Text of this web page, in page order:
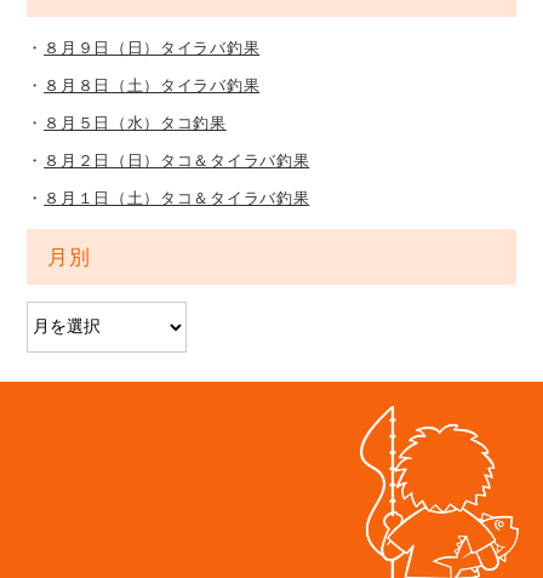
８月９日（日）タイラバ釣果
８月８日（土）タイラバ釣果
８月５日（水）タコ釣果
８月２日（日）タコ＆タイラバ釣果
８月１日（土）タコ＆タイラバ釣果
月別